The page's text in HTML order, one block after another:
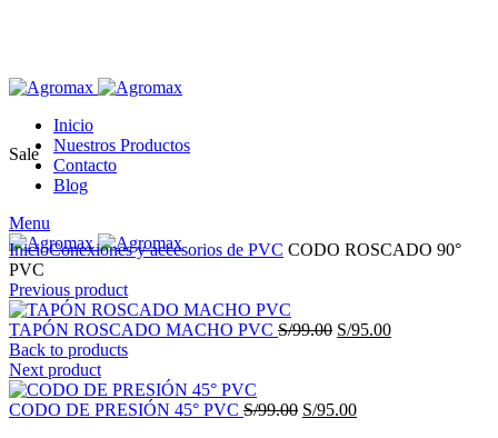
Inicio
Nuestros Productos
Contacto
Blog
Menu
Sale
Click to enlarge
InicioConexiones y accesorios de PVC CODO ROSCADO 90°
PVC
Previous product
TAPÓN ROSCADO MACHO PVC S/99.00 El
S/99.00.
S/95.00El
Back to products
Next product
CODO DE PRESIÓN 45° PVC S/99.00 El
S/95.00El